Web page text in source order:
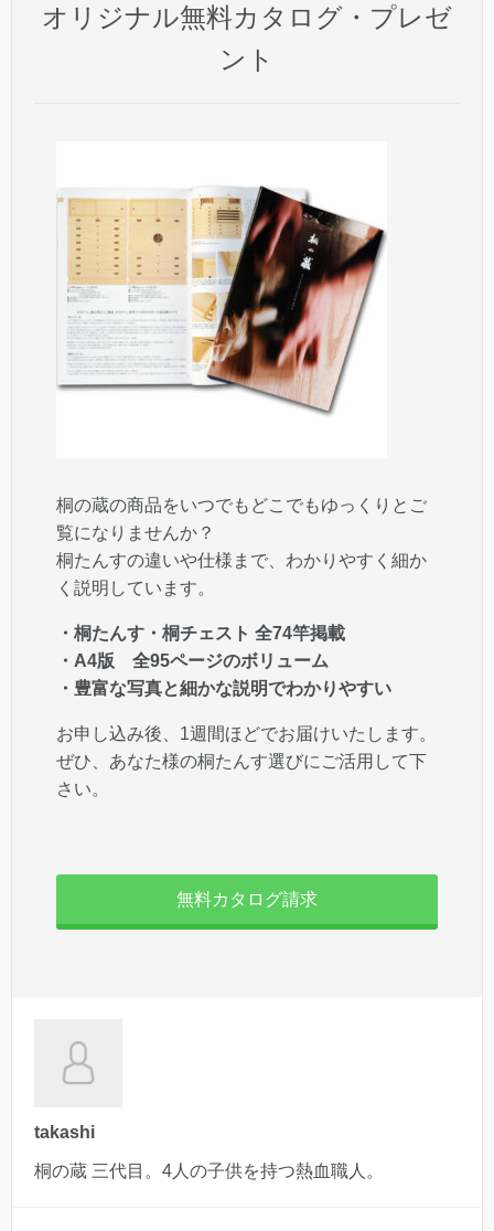
オリジナル無料カタログ・プレゼ
ント
桐の蔵の商品をいつでもどこでもゆっくりとご
覧になりませんか？
桐たんすの違いや仕様まで、わかりやすく細か
く説明しています。
・桐たんす・桐チェスト 全74竿掲載
・A4版 全95ページのボリューム
・豊富な写真と細かな説明でわかりやすい
お申し込み後、1週間ほどでお届けいたします。
ぜひ、あなた様の桐たんす選びにご活用して下
さい。
無料カタログ請求
takashi
桐の蔵 三代目。4人の子供を持つ熱血職人。